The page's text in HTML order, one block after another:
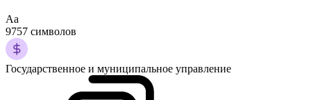
Аа
9757 символов
Государственное и муниципальное управление